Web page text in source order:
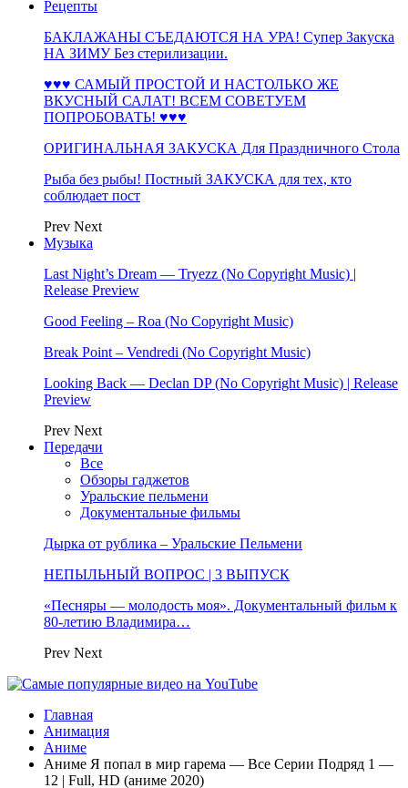
Рецепты
БАКЛАЖАНЫ СЪЕДАЮТСЯ НА УРА! Супер Закуска
НА ЗИМУ Без стерилизации.
♥♥♥ САМЫЙ ПРОСТОЙ И НАСТОЛЬКО ЖЕ
ВКУСНЫЙ САЛАТ! ВСЕМ СОВЕТУЕМ
ПОПРОБОВАТЬ! ♥♥♥
ОРИГИНАЛЬНАЯ ЗАКУСКА Для Праздничного Стола
Рыба без рыбы! Постный ЗАКУСКА для тех, кто
соблюдает пост
Prev Next
Музыка
Last Night’s Dream — Tryezz (No Copyright Music) |
Release Preview
Good Feeling – Roa (No Copyright Music)
Break Point – Vendredi (No Copyright Music)
Looking Back — Declan DP (No Copyright Music) | Release
Preview
Prev Next
Передачи
Все
Обзоры гаджетов
Уральские пельмени
Документальные фильмы
Дырка от рублика – Уральские Пельмени
НЕПЫЛЬНЫЙ ВОПРОС | 3 ВЫПУСК
«Песняры — молодость моя». Документальный фильм к
80-летию Владимира…
Prev Next
Главная
Анимация
Аниме
Аниме Я попал в мир гарема — Все Серии Подряд 1 —
12 | Full, HD (аниме 2020)